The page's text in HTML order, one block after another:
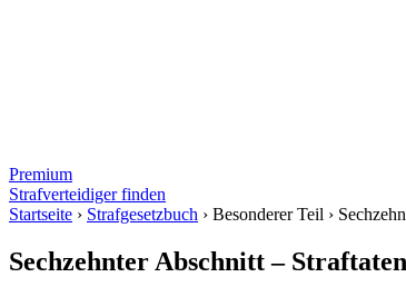
Premium
Strafverteidiger finden
Startseite › Strafgesetzbuch › Besonderer Teil ›
Sechzehnter Abschnitt –